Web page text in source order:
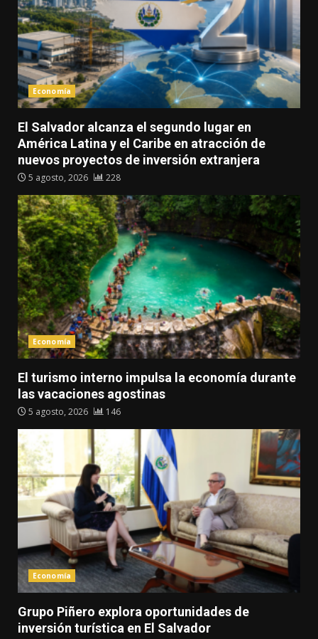
Economía
El Salvador alcanza el segundo lugar en
América Latina y el Caribe en atracción de
nuevos proyectos de inversión extranjera
5 agosto, 2026 228
Economía
El turismo interno impulsa la economía durante
las vacaciones agostinas
5 agosto, 2026 146
Economía
Grupo Piñero explora oportunidades de
inversión turística en El Salvador